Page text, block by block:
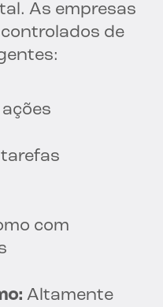
As empresas
de
com
Altamente